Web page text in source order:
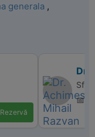
generala ,
Rezervă
Dr.
📅